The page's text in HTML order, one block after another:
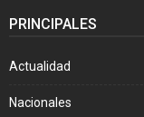
PRINCIPALES
Actualidad
Nacionales